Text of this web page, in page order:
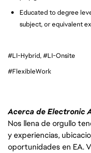
Educated to degree
subject, or equivalent
#LI-Hybrid, #LI-Onsite
#FlexibleWork
Acerca de Electronic
Nos llena de orgullo
y experiencias,
oportunidades en EA.